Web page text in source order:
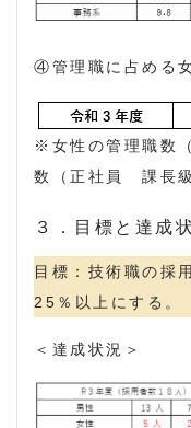
④管理職に占める
※女性の管理職数
数（正社員 課長
３．目標と達成
目標：技術職の採
25％以上にする。
＜達成状況＞